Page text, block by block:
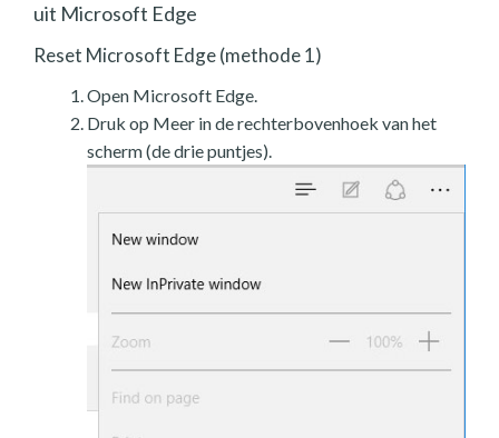
uit Microsoft Edge
Reset Microsoft Edge (methode 1)
Open Microsoft Edge.
Druk op Meer in de rechterbovenhoek van het
scherm (de drie puntjes).